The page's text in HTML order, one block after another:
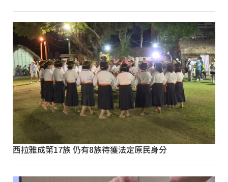
西拉雅成第17族 仍有8族待獲法定原民身分